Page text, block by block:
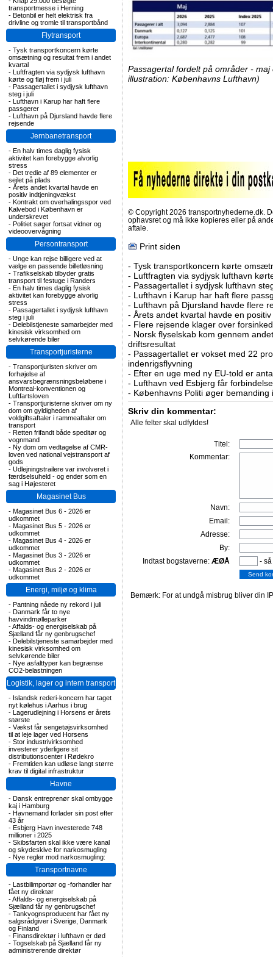
transportmesse i Herning
- Betonbil er helt elektrisk fra
drivline og tromle til transportbånd
Flytransport
- Tysk transportkoncern kørte
omsætning og resultat frem i andet
kvartal
- Luftfragten via sydjysk lufthavn
kørte og fløj frem i juli
- Passagertallet i sydjysk lufthavn
steg i juli
- Lufthavn i Karup har haft flere
passgerer
- Lufthavn på Djursland havde flere
rejsende
Jernbanetransport
- En halv times daglig fysisk
aktivitet kan forebygge alvorlig
stress
- Det tredie af 89 elementer er
sejlet på plads
- Årets andet kvartal havde en
positiv indtjeningvækst
- Kontrakt om overhalingsspor ved
Kalvebod i København er
underskrevet
- Politiet søger fortsat vidner og
videoovervågning
Persontransport
- Unge kan rejse billigere ved at
vælge en passende billetløsning
- Trafikselskab tilbyder gratis
transport til festuge i Randers
- En halv times daglig fysisk
aktivitet kan forebygge alvorlig
stress
- Passagertallet i sydjysk lufthavn
steg i juli
- Delebilstjeneste samarbejder med
kinesisk virksomhed om
selvkørende biler
Transportjuristerne
- Transportjuristen skriver om
forhøjelse af
ansvarsbegrænsningsbeløbene i
Montreal-konventionen og
Luftfartsloven
- Transportjuristerne skriver om ny
dom om gyldigheden af
voldgiftsaftaler i rammeaftaler om
transport
- Retten frifandt både speditør og
vognmand
- Ny dom om vedtagelse af CMR-
loven ved national vejstransport af
gods
- Udlejningstrailere var involveret i
færdselsuheld - og ender som en
sag i Højesteret
Magasinet Bus
- Magasinet Bus 6 - 2026 er
udkommet
- Magasinet Bus 5 - 2026 er
udkommet
- Magasinet Bus 4 - 2026 er
udkommet
- Magasinet Bus 3 - 2026 er
udkommet
- Magasinet Bus 2 - 2026 er
udkommet
Energi, miljø og klima
- Pantning nåede ny rekord i juli
- Danmark får to nye
havvindmølleparker
-Affalds- og energiselskab på
Sjælland får ny genbrugschef
- Delebilstjeneste samarbejder med
kinesisk virksomhed om
selvkørende biler
- Nye asfalttyper kan begrænse
CO2-belastningen
Logistik, lager og intern transport
- Islandsk rederi-koncern har taget
nyt kølehus i Aarhus i brug
- Lagerudlejning i Horsens er årets
største
- Vækst får sengetøjsvirksomhed
til at leje lager ved Horsens
- Stor industrivirksomhed
investerer yderligere sit
distributionscenter i Rødekro
- Fremtiden kan udløse langt større
krav til digital infrastruktur
Havne
- Dansk entreprenør skal ombygge
kaj i Hamburg
- Havnemand forlader sin post efter
43 år
- Esbjerg Havn investerede 748
millioner i 2025
- Skibsfarten skal ikke være kanal
og skydeskive for narkosmugling
- Nye regler mod narkosmugling:
Transportnavne
- Lastbilimportør og -forhandler har
fået ny direktør
-Affalds- og energiselskab på
Sjælland får ny genbrugschef
- Tankvognsproducent har fået ny
salgsrådgiver i Sverige, Danmark
og Finland
- Finansdirektør i lufthavn er død
- Togselskab på Sjælland får ny
administrerende direktør
Passagertal fordelt på områder -
illustration: Københavns Lufthavn)
© Copyright 2026 transportnyhederne.dk.
ophavsret og må ikke kopieres eller på
aftale.
Print siden
- Tysk transportkoncern kørte
- Luftfragten via sydjysk lufthavn
- Passagertallet i sydjysk lufthavn
- Lufthavn i Karup har haft flere
- Lufthavn på Djursland havde flere
- Årets andet kvartal havde en
- Flere rejsende klager over
- Norsk flyselskab kom gennem
driftsresultat
- Passagertallet er vokset med 22
indenrigsflyvning
- Efter en uge med ny EU-told er
- Lufthavn ved Esbjerg får
- Københavns Politi øger bemanding
Skriv din kommentar:
Alle felter skal udfyldes!
Titel:
Kommentar:
Navn:
Email:
Adresse:
By:
Indtast bogstaverne: ÆØÅ -
Bemærk: For at undgå misbrug bliver din